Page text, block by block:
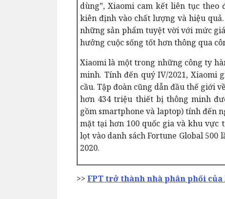
dùng”, Xiaomi cam kết liên tục
kiên định vào chất lượng và hiệu
những sản phẩm tuyệt vời với mức
hưởng cuộc sống tốt hơn thông qua
Xiaomi là một trong những công ty
minh. Tính đến quý IV/2021,
cầu. Tập đoàn cũng dẫn đầu thế giới
hơn 434 triệu thiết bị thông minh
gồm smartphone và laptop) tính đến
mặt tại hơn 100 quốc gia và khu vực
lọt vào danh sách Fortune Global 500
2020.
>> FPT trở thành nhà phân phối